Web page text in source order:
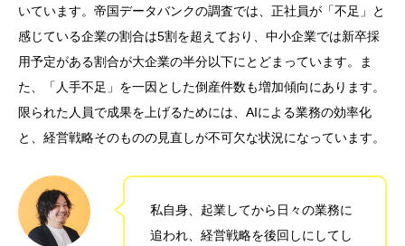
いています。帝国データバンクの調査では、正社員が「不足」と
感じている企業の割合は5割を超えており、中小企業では新卒採
用予定がある割合が大企業の半分以下にとどまっています。ま
た、「人手不足」を一因とした倒産件数も増加傾向にあります。
限られた人員で成果を上げるためには、AIによる業務の効率化
と、経営戦略そのものの見直しが不可欠な状況になっています。
私自身、起業してから日々の業務に
追われ、経営戦略を後回しにしてし